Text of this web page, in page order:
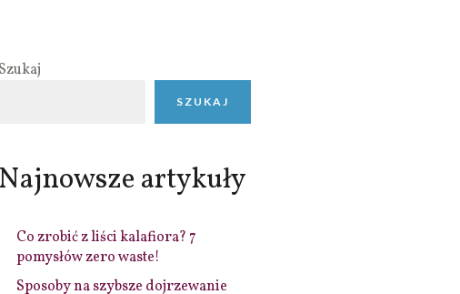
Szukaj
SZUKAJ
Najnowsze artykuły
Co zrobić z liści kalafiora? 7
pomysłów zero waste!
Sposoby na szybsze dojrzewanie